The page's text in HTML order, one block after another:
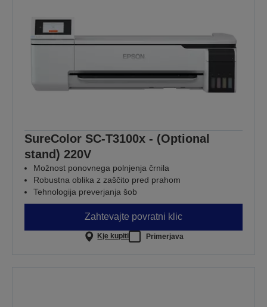
SureColor SC-T3100x - (Optional
stand) 220V
Možnost ponovnega polnjenja črnila
Robustna oblika z zaščito pred prahom
Tehnologija preverjanja šob
Zahtevajte povratni klic
Kje kupiti Primerjava